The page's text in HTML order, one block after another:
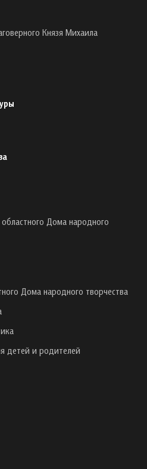
Князя Михаила
Дома народного
Дома народного творчества
детей и родителей